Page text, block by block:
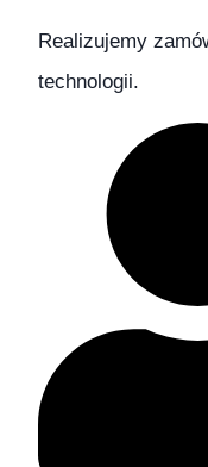
Realizujemy
technologii.